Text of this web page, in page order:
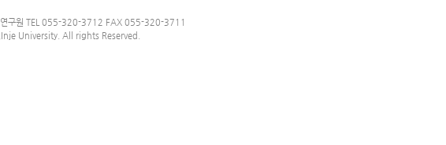
연구원 TEL 055-320-3712 FAX 055-320-3711
University. All rights Reserved.